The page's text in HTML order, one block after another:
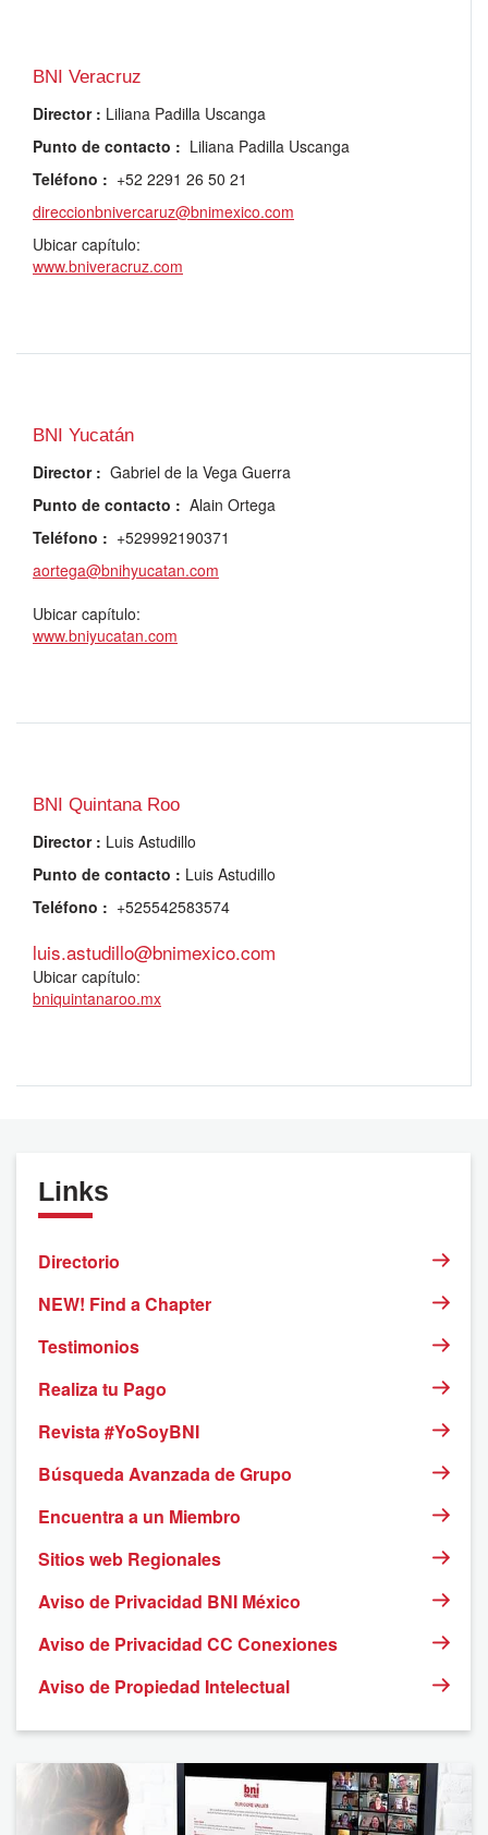
BNI Veracruz
Director : Liliana Padilla Uscanga
Punto de contacto : Liliana Padilla Uscanga
Teléfono : +52 2291 26 50 21
direccionbnivercaruz@bnimexico.com
Ubicar capítulo:
www.bniveracruz.com
BNI Yucatán
Director : Gabriel de la Vega Guerra
Punto de contacto : Alain Ortega
Teléfono : +529992190371
aortega@bnihyucatan.com
Ubicar capítulo:
www.bniyucatan.com
BNI Quintana Roo
Director : Luis Astudillo
Punto de contacto : Luis Astudillo
Teléfono : +525542583574
luis.astudillo@bnimexico.com
Ubicar capítulo:
bniquintanaroo.mx
Links
Directorio
NEW! Find a Chapter
Testimonios
Realiza tu Pago
Revista #YoSoyBNI
Búsqueda Avanzada de Grupo
Encuentra a un Miembro
Sitios web Regionales
Aviso de Privacidad BNI México
Aviso de Privacidad CC Conexiones
Aviso de Propiedad Intelectual